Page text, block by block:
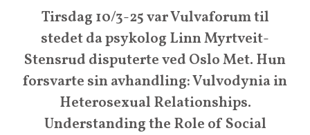
Tirsdag 10/3-25 var Vulvaforum til
stedet da psykolog Linn Myrtveit-
Stensrud disputerte ved Oslo Met. Hun
forsvarte sin avhandling: Vulvodynia in
Heterosexual Relationships.
Understanding the Role of Social